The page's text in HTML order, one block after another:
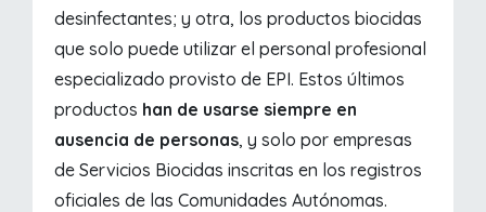
desinfectantes; y otra, los productos biocidas
que solo puede utilizar el personal profesional
especializado provisto de EPI. Estos últimos
productos han de usarse siempre en
ausencia de personas, y solo por empresas
de Servicios Biocidas inscritas en los registros
oficiales de las Comunidades Autónomas.